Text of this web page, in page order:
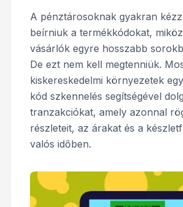
A pénztárosoknak gyakran
beírniuk a termékkódokat,
vásárlók egyre hosszabb
De ezt nem kell megtenniük.
kiskereskedelmi környezetek
kód szkennelés segítségével
tranzakciókat, amely azonnal
részleteit, az árakat és a
valós időben.